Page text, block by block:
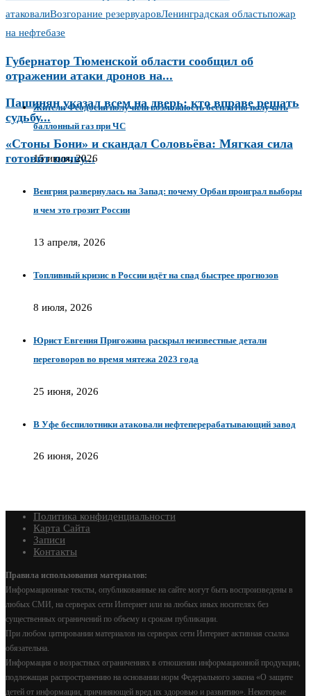
атаковалиВозгорание резервуаровЛенинградская областьпожар
на нефтебазе
Губернатор Тюменской области сообщил об
отражении атаки дронов на...
Пашинян указал всем на дверь: кто вправе решать
судьбу...
«Стоны Бони» и скандал Соловьёва: Мягкая сила
готовит почву...
Жители Феодосии получили возможность бесплатно получать
баллонный газ при ЧС
15 июля, 2026
Венгрия развернулась на Запад: почему Орбан проиграл выборы
и чем это грозит России
13 апреля, 2026
Топливный кризис в России идёт на спад быстрее прогнозов
8 июля, 2026
Юрист Евгения Пригожина раскрыл неизвестные детали
переговоров во время мятежа 2023 года
25 июня, 2026
В Уфе беспилотники атаковали нефтеперерабатывающий завод
26 июня, 2026
Политика конфиденциальности
Карта Сайта
Записи
Контакты
Правила использования материалов:
Информационные тексты, опубликованные на сайте могут быть воспроизведены в
любых СМИ, на серверах сети Интернет или на любых иных носителях без
существенных ограничений по объему и срокам публикации.
При любом цитировании материалов на серверах сети Интернет активная ссылка
обязательна.
Информация о возрастных ограничениях в отношении информационной продукции,
подлежащая распространению на основании норм Федерального закона «О защите
детей от информации, причиняющей вред их здоровью и развитию». Некоторые